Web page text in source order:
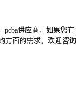
pcba供应商，如果您有
方面的需求，欢迎咨询